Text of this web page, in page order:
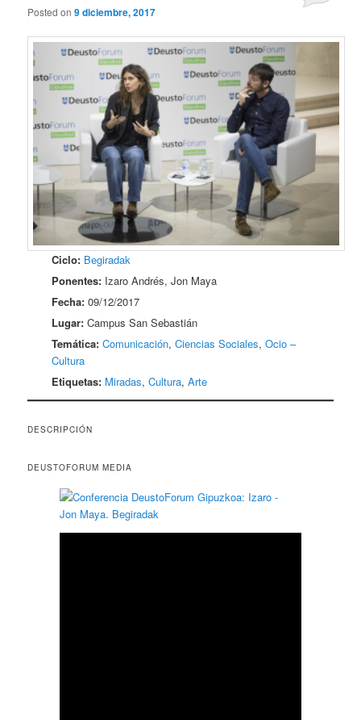
Posted on9 diciembre, 2017
Ciclo: Begiradak
Ponentes: Izaro Andrés, Jon Maya
Fecha: 09/12/2017
Lugar: Campus San Sebastián
Temática: Comunicación,Ciencias Sociales,Ocio –
Cultura
Etiquetas: Miradas,Cultura,Arte
DESCRIPCIÓN
DEUSTOFORUM MEDIA